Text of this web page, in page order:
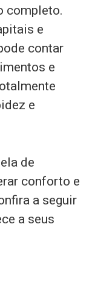
completo.
e
contar
e
e
de
conforto e
a seguir
a seus